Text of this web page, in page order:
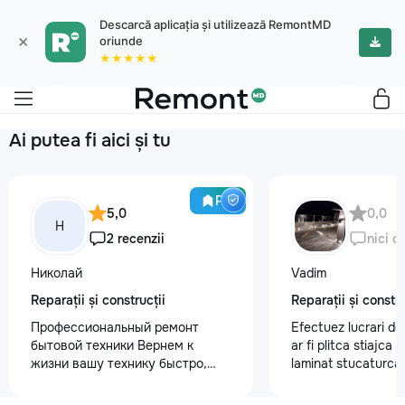
×
Descarcă aplicația și utilizează RemontMD
oriunde
★★★★★
Ai putea fi aici și tu
Pro
Н
5,0
2 recenzii
Николай
Reparații și construcții
Профессиональный ремонт
бытовой техники Вернем к
жизни вашу технику быстро,
0,0
nici o
Vadim
Reparații și
Efectuez lucrari
ar fi plitca stiajca
laminat